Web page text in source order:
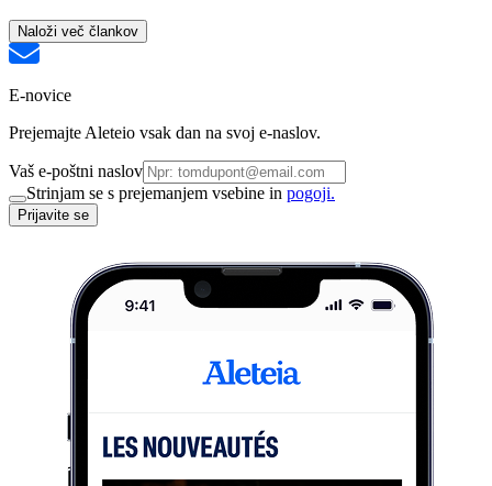
Naloži več člankov
E-novice
Prejemajte Aleteio vsak dan na svoj e-naslov.
Vaš e-poštni naslov
Strinjam se s prejemanjem vsebine in pogoji.
Prijavite se